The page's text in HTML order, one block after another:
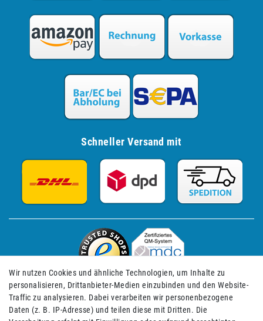
Schneller Versand mit
Wir nutzen Cookies und ähnliche Technologien, um Inhalte zu
personalisieren, Drittanbieter-Medien einzubinden und den Website-
Traffic zu analysieren. Dabei verarbeiten wir personenbezogene
Daten (z. B. IP-Adresse) und teilen diese mit Dritten. Die